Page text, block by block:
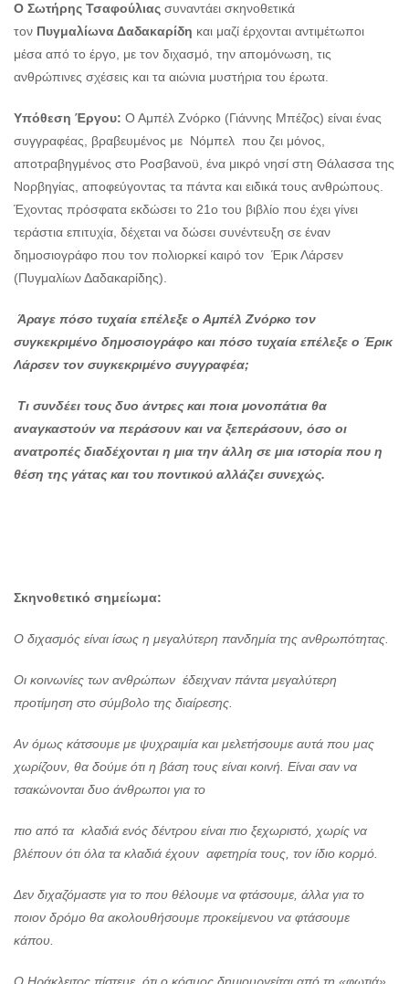
Ο Σωτήρης Τσαφούλιας συναντάει σκηνοθετικά
τον Πυγμαλίωνα Δαδακαρίδη και μαζί έρχονται αντιμέτωποι
μέσα από το έργο, με τον διχασμό, την απομόνωση, τις
ανθρώπινες σχέσεις και τα αιώνια μυστήρια του έρωτα.
Υπόθεση Έργου: Ο Αμπέλ Ζνόρκο (Γιάννης Μπέζος) είναι ένας
συγγραφέας, βραβευμένος με Νόμπελ που ζει μόνος,
αποτραβηγμένος στο Ροσβανοϋ, ένα μικρό νησί στη Θάλασσα της
Νορβηγίας, αποφεύγοντας τα πάντα και ειδικά τους ανθρώπους.
Έχοντας πρόσφατα εκδώσει το 21ο του βιβλίο που έχει γίνει
τεράστια επιτυχία, δέχεται να δώσει συνέντευξη σε έναν
δημοσιογράφο που τον πολιορκεί καιρό τον Έρικ Λάρσεν
(Πυγμαλίων Δαδακαρίδης).
Άραγε πόσο τυχαία επέλεξε ο Αμπέλ Ζνόρκο τον
συγκεκριμένο δημοσιογράφο και πόσο τυχαία επέλεξε ο Έρικ
Λάρσεν τον συγκεκριμένο συγγραφέα;
Τι συνδέει τους δυο άντρες και ποια μονοπάτια θα
αναγκαστούν να περάσουν και να ξεπεράσουν, όσο οι
ανατροπές διαδέχονται η μια την άλλη σε μια ιστορία που η
θέση της γάτας και του ποντικού αλλάζει συνεχώς.
Σκηνοθετικό σημείωμα:
Ο διχασμός είναι ίσως η μεγαλύτερη πανδημία της ανθρωπότητας.
Οι κοινωνίες των ανθρώπων έδειχναν πάντα μεγαλύτερη
προτίμηση στο σύμβολο της διαίρεσης.
Αν όμως κάτσουμε με ψυχραιμία και μελετήσουμε αυτά που μας
χωρίζουν, θα δούμε ότι η βάση τους είναι κοινή. Είναι σαν να
τσακώνονται δυο άνθρωποι για το
πιο από τα κλαδιά ενός δέντρου είναι πιο ξεχωριστό, χωρίς να
βλέπουν ότι όλα τα κλαδιά έχουν αφετηρία τους, τον ίδιο κορμό.
Δεν διχαζόμαστε για το που θέλουμε να φτάσουμε, άλλα για το
ποιον δρόμο θα ακολουθήσουμε προκείμενου να φτάσουμε
κάπου.